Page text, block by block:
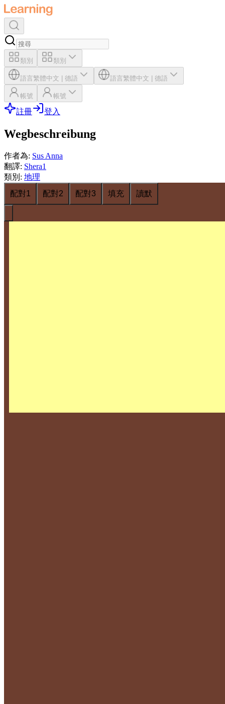
類別 類別
語言繁體中文 德語 語言繁體中文 德語
帳號 帳號
註冊 登入
Wegbeschreibung
作者為: Sus Anna
翻譯: Shera1
類別 : 地理
配對1
配對2 配對3 填充 讀默